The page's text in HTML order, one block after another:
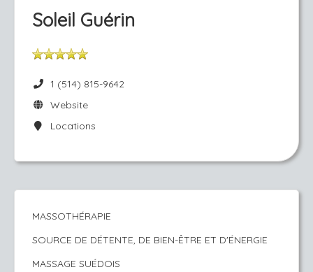
Soleil Guérin
1 (514) 815-9642
Website
Locations
MASSOTHÉRAPIE
SOURCE DE DÉTENTE, DE BIEN-ÊTRE ET D'ÉNERGIE
MASSAGE SUÉDOIS